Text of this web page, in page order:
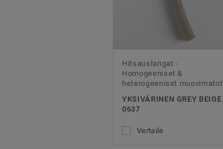
Hitsauslangat -
Homogeeniset &
heterogeeniset muovimatot
YKSIVÄRINEN GREY BEIGE
0637
Vertaile